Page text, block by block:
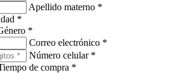
Apellido materno *
*
*
Correo electrónico *
Número celular *
de compra *